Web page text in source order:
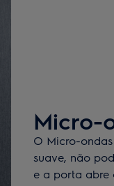
Micro-
O Micro-
suave, não
e a porta abre